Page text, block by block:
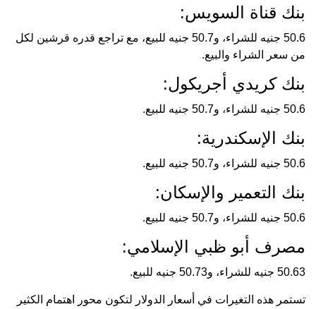
بنك قناة السويس:
50.6 جنيه للشراء، و50.7 جنيه للبيع، مع تراجع قدره قرشين لكل
من سعر الشراء والبيع.
بنك كريدي أجريكول:
50.6 جنيه للشراء، و50.7 جنيه للبيع.
بنك الإسكندرية:
50.6 جنيه للشراء، و50.7 جنيه للبيع.
بنك التعمير والإسكان:
50.6 جنيه للشراء، و50.7 جنيه للبيع.
مصرف أبو ظبي الإسلامي:
50.63 جنيه للشراء، و50.73 جنيه للبيع.
تستمر هذه التغيرات في أسعار الدولار لتكون محور اهتمام الكثير